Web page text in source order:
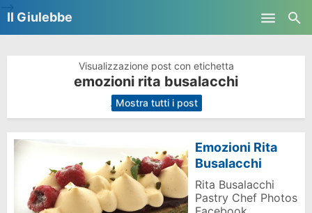
Il Giulebbe
Visualizzazione post con etichetta
emozioni rita busalacchi
. Mostra tutti i post
Emozioni Rita
Busalacchi
Rita Busalacchi
Pastry Chef Photos